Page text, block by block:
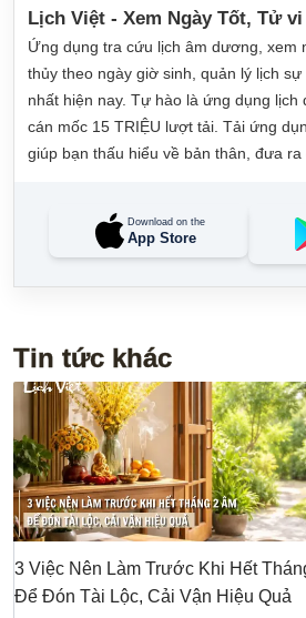
Lịch Việt - Xem Ngày Tốt, Tử
Ứng dụng tra cứu lịch âm dương, xem
thủy theo ngày giờ sinh, quản lý lịch
nhất hiện nay. Tự hào là ứng dụng lịch
cán mốc 15 TRIỆU lượt tải. Tải ứng
giúp bạn thấu hiểu về bản thân, đưa ra
Download on the
App Store
Tin tức khác
3 Việc Nên Làm Trước Khi Hết
Để Đón Tài Lộc, Cải Vận Hiệu Quả